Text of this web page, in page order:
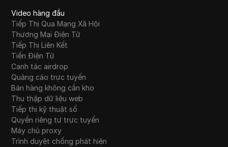
Video hàng đầu
Tiếp Thị Qua Mạng Xã Hội
Thương Mại Điện Tử
Tiếp Thị Liên Kết
Tiền Điện Tử
Canh tác airdrop
Quảng cáo trực tuyến
Bán hàng không cần kho
Thu thập dữ liệu web
Tiếp thị kỹ thuật số
Quyền riêng tư trực tuyến
Máy chủ proxy
Trình duyệt chống phát hiện